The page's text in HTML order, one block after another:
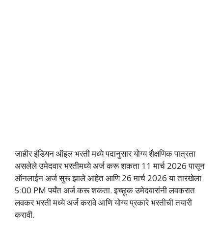
जाहीर इंडियन ऑइल भरती मध्ये पदानुसार योग्य शैक्षणिक पात्रता
असलेले उमेदवार भरतीमध्ये अर्ज करू शकता 11 मार्च 2026 पासून
ऑनलाईन अर्ज सुरू झाले आहेत आणि 26 मार्च 2026 या तारखेला
5:00 PM पर्यंत अर्ज करू शकता. इच्छूक उमेदवारांनी लवकरात
लवकर भरती मध्ये अर्ज करावे आणि योग्य प्रकारे भरतीची तयारी
करावी.